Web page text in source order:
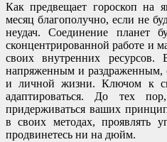
Как предвещает гороскоп на
месяц благополучно, если не
неудач. Соединение планет
сконцентрированной работе и
своих внутренних ресурсов.
напряженным и раздраженным,
и личной жизни. Ключом к
адаптироваться. До тех
придерживаться ваших
в своих методах, проявлять
продвинетесь ни на дюйм.